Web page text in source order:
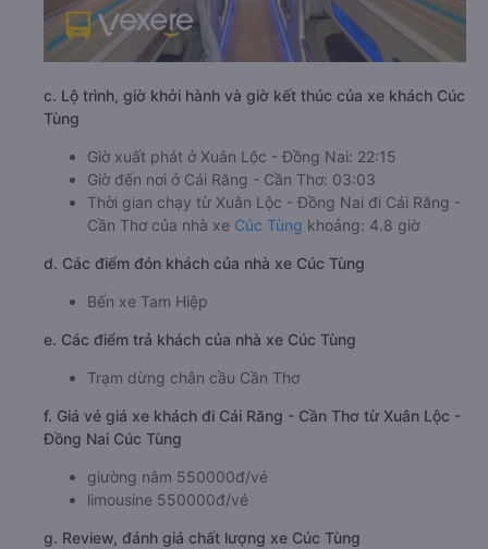
c. Lộ trình, giờ khởi hành và giờ kết thúc của xe khách Cúc
Tùng
Giờ xuất phát ở Xuân Lộc - Đồng Nai: 22:15
Giờ đến nơi ở Cái Răng - Cần Thơ: 03:03
Thời gian chạy từ Xuân Lộc - Đồng Nai đi Cái Răng -
Cần Thơ của nhà xe Cúc Tùng khoảng: 4.8 giờ
d. Các điểm đón khách của nhà xe Cúc Tùng
Bến xe Tam Hiệp
e. Các điểm trả khách của nhà xe Cúc Tùng
Trạm dừng chân cầu Cần Thơ
f. Giá vé giá xe khách đi Cái Răng - Cần Thơ từ Xuân Lộc -
Đồng Nai Cúc Tùng
giường nằm 550000đ/vé
limousine 550000đ/vé
g. Review, đánh giá chất lượng xe Cúc Tùng